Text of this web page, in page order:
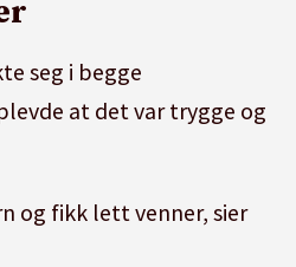
seg i begge
at det var trygge og
og fikk lett venner, sier